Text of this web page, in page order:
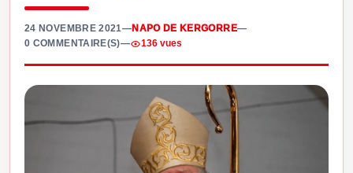
24 NOVEMBRE 2021—NAPO DE KERGORRE—
0 COMMENTAIRE(S)— 136 vues